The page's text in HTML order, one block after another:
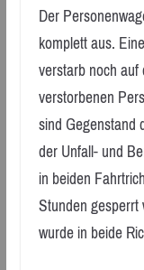
Der
komplett aus.
verstarb noch
verstorbenen
sind Gegenstand
der Unfall- und
in beiden
Stunden
wurde in beide